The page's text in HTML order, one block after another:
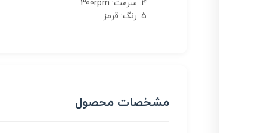
سرعت: 300rpm
رنگ: قرمز
مشخصات محصول